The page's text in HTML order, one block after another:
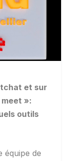
et sur
»:
outils
équipe de